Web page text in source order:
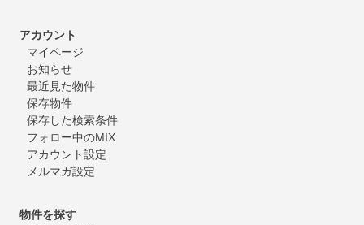
アカウント
マイページ
お知らせ
最近見た物件
保存物件
保存した検索条件
フォロー中のMIX
アカウント設定
メルマガ設定
物件を探す